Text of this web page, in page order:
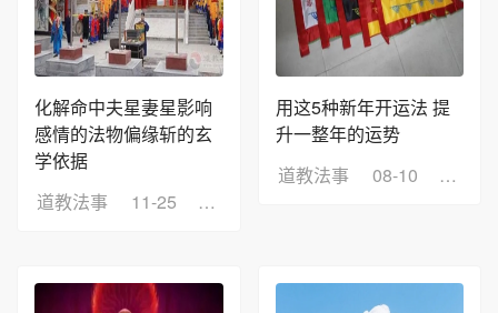
化解命中夫星妻星影响
感情的法物偏缘斩的玄
学依据
道教法事
11-25 浏览：14
用这5种新年开运法 提
升一整年的运势
道教法事
08-10 浏览